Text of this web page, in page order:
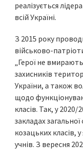
реалізується
всій Україні.
З 2015 року
військово-
„Герої не
захисників
України, а також
щодо
класів. Так, у
закладах
козацьких класів,
учнів. З вересня